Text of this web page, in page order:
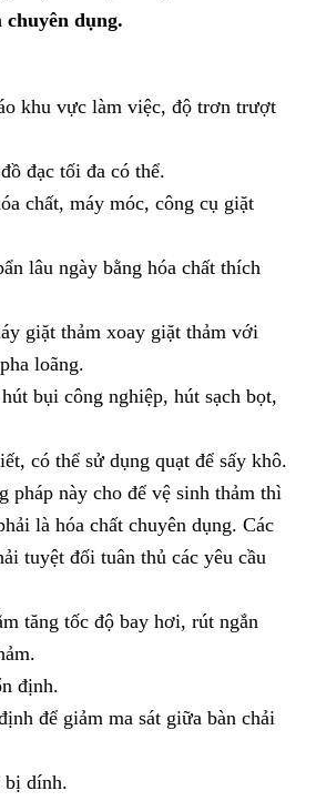
dụng.
khu vực làm việc, độ trơn trượt
đạc tối đa có thể.
chất, máy móc, công cụ giặt
lâu ngày bằng hóa chất thích
giặt thảm xoay giặt thảm với
loãng.
bụi công nghiệp, hút sạch bọt,
có thể sử dụng quạt để sấy khô.
pháp này cho để vệ sinh thảm thì
là hóa chất chuyên dụng. Các
tuyệt đối tuân thủ các yêu cầu
tăng tốc độ bay hơi, rút ngắn
định.
để giảm ma sát giữa bàn chải
bị dính.